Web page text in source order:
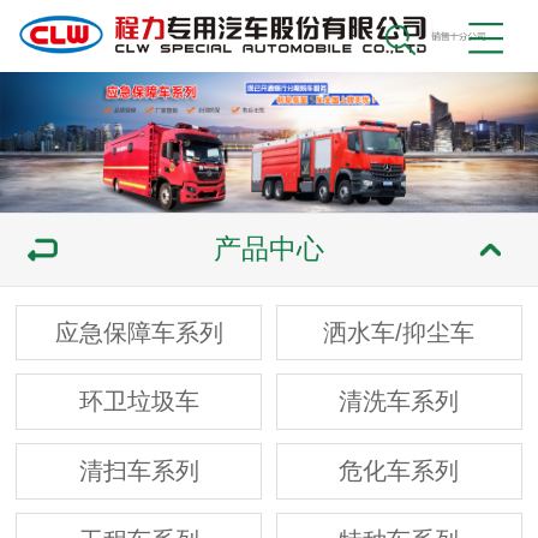
产品中心
应急保障车系列 洒水车/抑尘车
环卫垃圾车 清洗车系列
清扫车系列 危化车系列